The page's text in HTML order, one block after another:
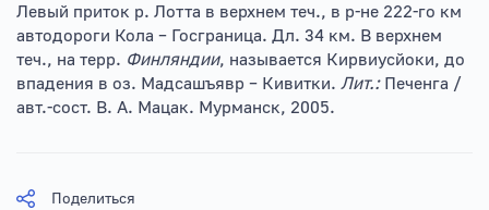
Левый приток р. Лотта в верхнем теч., в р-не 222-го км
автодороги Кола – Госграница. Дл. 34 км. В верхнем
теч., на терр. Финляндии, называется Кирвиусйоки, до
впадения в оз. Мадсашъявр – Кивитки. Лит.: Печенга /
авт.-сост. В. А. Мацак. Мурманск, 2005.
Поделиться